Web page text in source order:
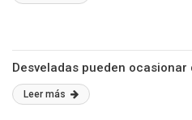
Desveladas pueden ocasionar
Leer más